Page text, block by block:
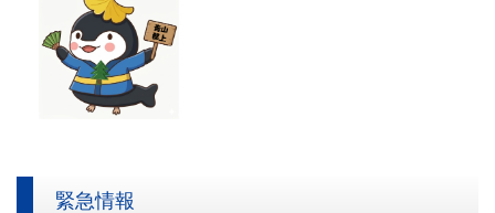
緊急情報